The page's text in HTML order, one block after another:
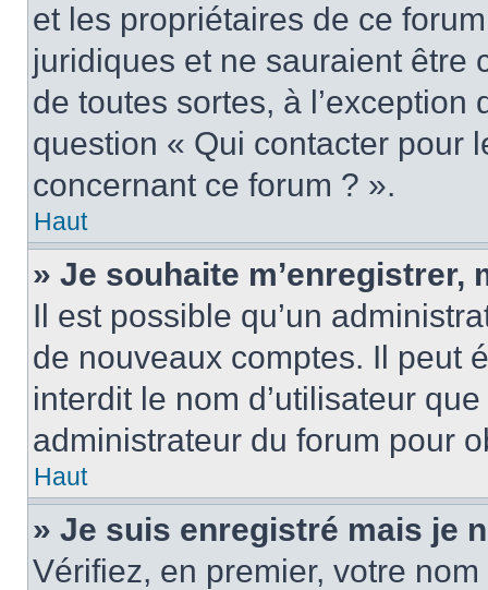
et les propriétaires de ce
juridiques et ne sauraient être
de toutes sortes, à
question « Qui contacter pour
concernant ce forum ? ».
Haut
» Je souhaite m’enregistrer,
Il est possible qu’un
de nouveaux comptes. Il peut
interdit le nom d’utilisateur
administrateur du forum pour
Haut
» Je suis enregistré mais je
Vérifiez, en premier, votre